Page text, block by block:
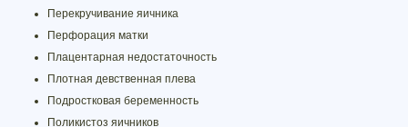
Перекручивание яичника
Перфорация матки
Плацентарная недостаточность
Плотная девственная плева
Подростковая беременность
Поликистоз яичников